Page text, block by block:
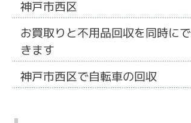
神戸市西区
お買取りと不用品回収を同時にで
きます
神戸市西区で自転車の回収